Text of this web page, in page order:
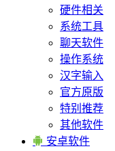
硬件相关
系统工具
聊天软件
操作系统
汉字输入
官方原版
特别推荐
其他软件
 安卓软件